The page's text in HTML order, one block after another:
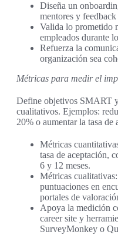
Diseña un
mentores y
Valida lo prometido
empleados durante
Refuerza la
organización sea
Métricas para medir el
Define objetivos SMART
cualitativos. Ejemplos:
20% o aumentar la tasa de
Métricas
tasa de aceptación,
6 y 12 meses.
Métricas
puntuaciones en
portales de
Apoya la medición
career site y
SurveyMonkey o